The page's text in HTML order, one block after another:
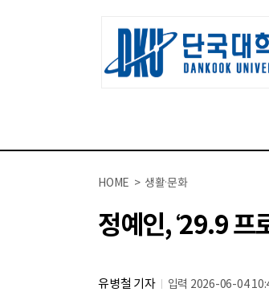
HOME > 생활·문화
정예인, ‘29.9 프
유병철 기자 입력 2026-06-04